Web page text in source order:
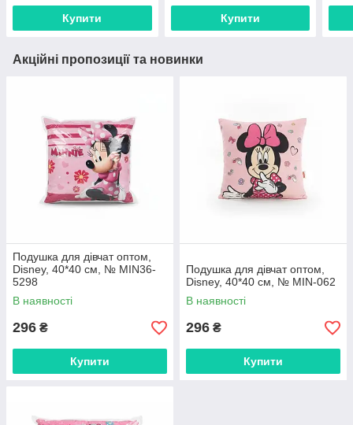
Купити Купити
Акційні пропозиції та новинки
Подушка для дівчат оптом,
Disney, 40*40 см, № MIN36-
5298
В наявності
296 ₴
Купити
Подушка для дівчат оптом,
Disney, 40*40 см, № MIN-062
В наявності
296 ₴
Купити